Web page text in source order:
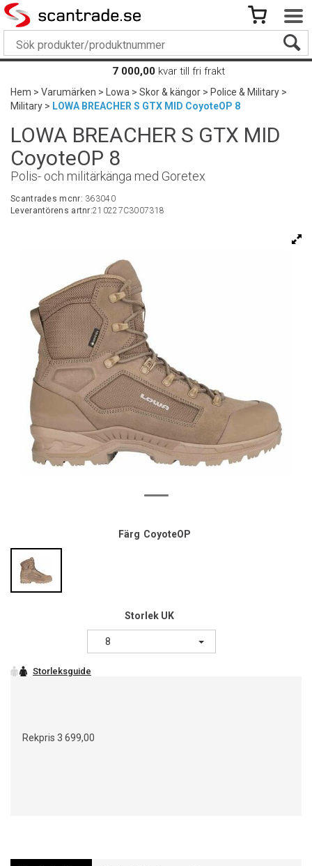
7 000,00 kvar till fri frakt
Hem>Varumärken> Lowa>Skor & kängor>Police & Military>
Military> LOWA BREACHER S GTX MID CoyoteOP 8
LOWA BREACHER S GTX MID
CoyoteOP 8
Polis- och militärkänga med Goretex
Scantrades mcnr: 363040
Leverantörens artnr:210227C3007318
Färg CoyoteOP
Storlek UK
8
Rekpris 3 699,00